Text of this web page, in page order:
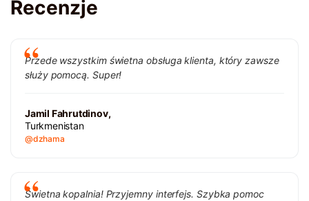
Recenzje
Przede wszystkim świetna obsługa klienta, który zawsze
służy pomocą. Super!
Jamil Fahrutdinov,
Turkmenistan
@dzhama
Świetna kopalnia! Przyjemny interfejs. Szybka pomoc